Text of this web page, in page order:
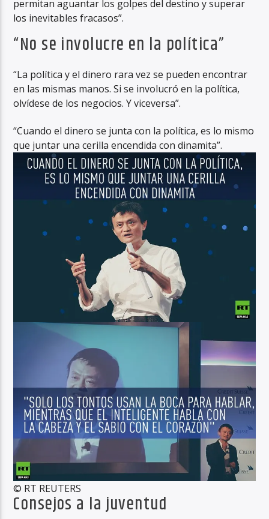
permitan aguantar los golpes del destino y superar
los inevitables fracasos”.
“No se involucre en la política”
“La política y el dinero rara vez se pueden encontrar
en las mismas manos. Si se involucró en la política,
olvídese de los negocios. Y viceversa”.
“Cuando el dinero se junta con la política, es lo mismo
que juntar una cerilla encendida con dinamita”.
© RT REUTERS
Consejos a la juventud